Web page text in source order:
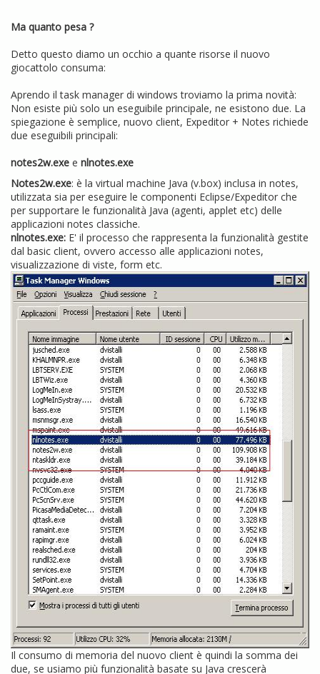
Ma quanto pesa ?
Detto questo diamo un occhio a quante risorse il nuovo
giocattolo consuma:
Aprendo il task manager di windows troviamo la prima novità:
Non esiste più solo un eseguibile principale, ne esistono due. La
spiegazione è semplice, nuovo client, Expeditor + Notes richiede
due eseguibili principali:
notes2w.exe e nlnotes.exe
Notes2w.exe: è la virtual machine Java (v.box) inclusa in notes,
utilizzata sia per eseguire le componenti Eclipse/Expeditor che
per supportare le funzionalità Java (agenti, applet etc) delle
applicazioni notes classiche.
nlnotes.exe: E' il processo che rappresenta la funzionalità gestite
dal basic client, ovvero accesso alle applicazioni notes,
visualizzazione di viste, form etc.
Il consumo di memoria del nuovo client è quindi la somma dei
due, se usiamo più funzionalità basate su Java crescerà